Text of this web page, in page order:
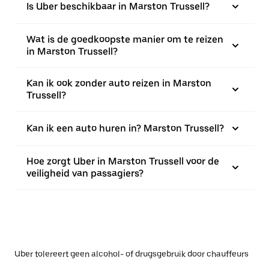
Is Uber beschikbaar in Marston Trussell?
Wat is de goedkoopste manier om te reizen
in Marston Trussell?
Kan ik ook zonder auto reizen in Marston
Trussell?
Kan ik een auto huren in? Marston Trussell?
Hoe zorgt Uber in Marston Trussell voor de
veiligheid van passagiers?
Uber tolereert geen alcohol- of drugsgebruik door chauffeurs